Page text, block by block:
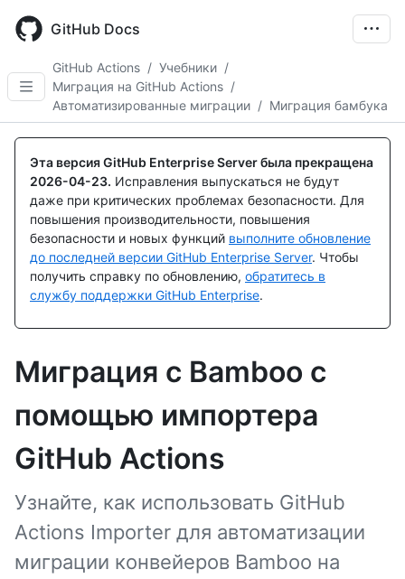
main
GitHub Docs
GitHub Actions / Учебники /
Миграция на GitHub Actions /
Автоматизированные миграции / Миграция бамбука
Эта версия GitHub Enterprise Server была прекращена
2026-04-23. Исправления выпускаться не будут
даже при критических проблемах безопасности. Для
повышения производительности, повышения
безопасности и новых функций выполните обновление
до последней версии GitHub Enterprise Server. Чтобы
получить справку по обновлению, обратитесь в
службу поддержки GitHub Enterprise.
Миграция с Bamboo с
помощью импортера
GitHub Actions
Узнайте, как использовать GitHub
Actions Importer для автоматизации
миграции конвейеров Bamboo на